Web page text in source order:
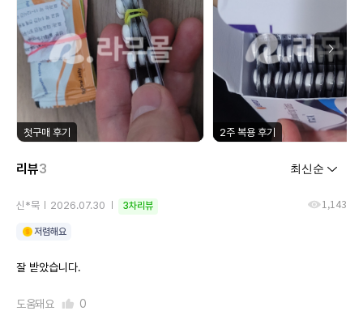
첫구매 후기 2주 복용 후기
리뷰3
신*묵 2026.07.30 3차리뷰 1,143
저렴해요
잘 받았습니다.
도움돼요 0